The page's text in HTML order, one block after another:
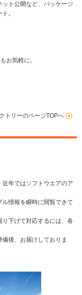
ト公開など、パッケージ
。
お気軽に。
トリーのページTOPへ
年ではソフトウエアのア
情報を瞬時に閲覧できて
下げて対応するには、各
後、お届けしておりま